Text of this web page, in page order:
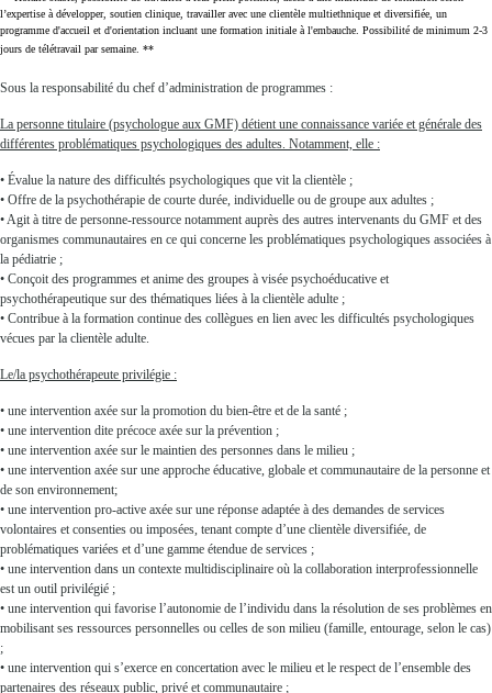
l’expertise à développer, soutien clinique, travailler avec une clientèle multiethnique et diversifiée, un
programme d'accueil et d'orientation incluant une formation initiale à l'embauche. Possibilité de minimum 2-3
jours de télétravail par semaine. **
Sous la responsabilité du chef d’administration de programmes :
La personne titulaire (psychologue aux GMF) détient une connaissance variée et générale des
différentes problématiques psychologiques des adultes. Notamment, elle :
• Évalue la nature des difficultés psychologiques que vit la clientèle ;
• Offre de la psychothérapie de courte durée, individuelle ou de groupe aux adultes ;
• Agit à titre de personne-ressource notamment auprès des autres intervenants du GMF et des
organismes communautaires en ce qui concerne les problématiques psychologiques associées à
la pédiatrie ;
• Conçoit des programmes et anime des groupes à visée psychoéducative et
psychothérapeutique sur des thématiques liées à la clientèle adulte ;
• Contribue à la formation continue des collègues en lien avec les difficultés psychologiques
vécues par la clientèle adulte.
Le/la psychothérapeute privilégie :
• une intervention axée sur la promotion du bien-être et de la santé ;
• une intervention dite précoce axée sur la prévention ;
• une intervention axée sur le maintien des personnes dans le milieu ;
• une intervention axée sur une approche éducative, globale et communautaire de la personne et
de son environnement;
• une intervention pro-active axée sur une réponse adaptée à des demandes de services
volontaires et consenties ou imposées, tenant compte d’une clientèle diversifiée, de
problématiques variées et d’une gamme étendue de services ;
• une intervention dans un contexte multidisciplinaire où la collaboration interprofessionnelle
est un outil privilégié ;
• une intervention qui favorise l’autonomie de l’individu dans la résolution de ses problèmes en
mobilisant ses ressources personnelles ou celles de son milieu (famille, entourage, selon le cas)
;
• une intervention qui s’exerce en concertation avec le milieu et le respect de l’ensemble des
partenaires des réseaux public, privé et communautaire ;